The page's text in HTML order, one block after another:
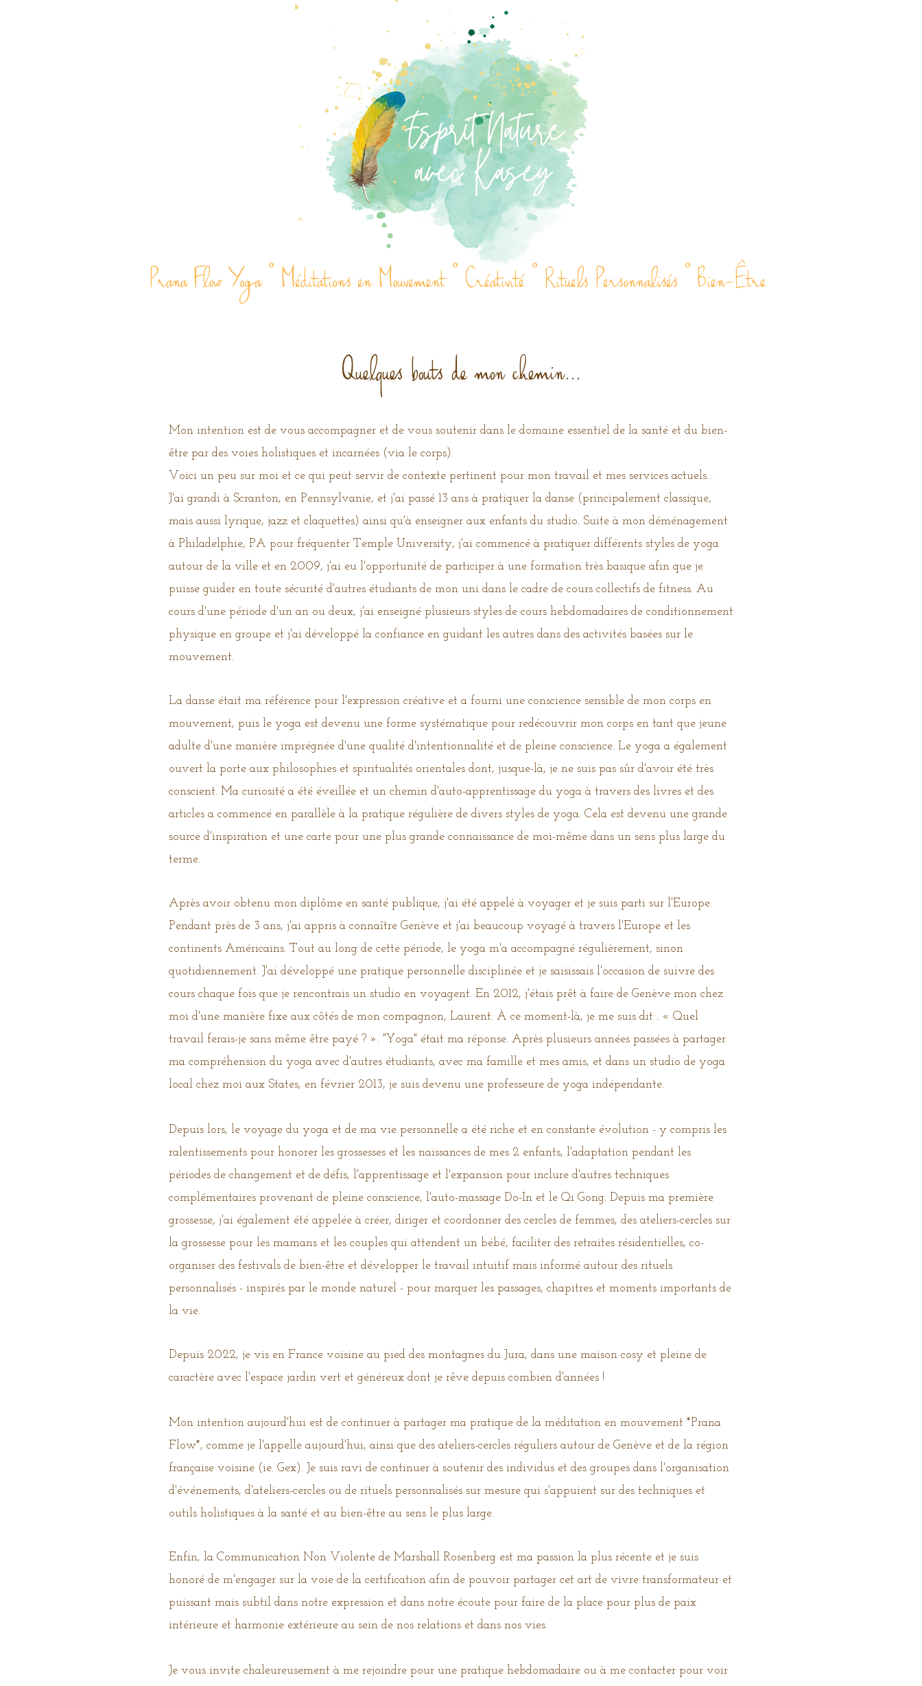
Prana Flow Yoga ° Méditations en Mouvement ° Créativité ° Rituels Personnalisés ° Bien-Être
Quelques bouts de mon chemin...
Mon intention est de vous accompagner et de vous soutenir dans le domaine essentiel de la santé et du bien-
être par des voies holistiques et incarnées (via le corps).
Voici un peu sur moi et ce qui peut servir de contexte pertinent pour mon travail et mes services actuels…
J'ai grandi à Scranton, en Pennsylvanie, et j'ai passé 13 ans à pratiquer la danse (principalement classique,
mais aussi lyrique, jazz et claquettes) ainsi qu'à enseigner aux enfants du studio. Suite à mon déménagement
à Philadelphie, PA pour fréquenter Temple University, j'ai commencé à pratiquer différents styles de yoga
autour de la ville et en 2009, j'ai eu l'opportunité de participer à une formation très basique afin que je
puisse guider en toute sécurité d'autres étudiants de mon uni dans le cadre de cours collectifs de fitness. Au
cours d'une période d'un an ou deux, j'ai enseigné plusieurs styles de cours hebdomadaires de conditionnement
physique en groupe et j'ai développé la confiance en guidant les autres dans des activités basées sur le
mouvement.
La danse était ma référence pour l'expression créative et a fourni une conscience sensible de mon corps en
mouvement, puis le yoga est devenu une forme systématique pour redécouvrir mon corps en tant que jeune
adulte d'une manière imprégnée d'une qualité d'intentionnalité et de pleine conscience. Le yoga a également
ouvert la porte aux philosophies et spiritualités orientales dont, jusque-là, je ne suis pas sûr d'avoir été très
conscient. Ma curiosité a été éveillée et un chemin d'auto-apprentissage du yoga à travers des livres et des
articles a commencé en parallèle à la pratique régulière de divers styles de yoga. Cela est devenu une grande
source d'inspiration et une carte pour une plus grande connaissance de moi-même dans un sens plus large du
terme.
Après avoir obtenu mon diplôme en santé publique, j'ai été appelé à voyager et je suis parti sur l'Europe.
Pendant près de 3 ans, j'ai appris à connaître Genève et j'ai beaucoup voyagé à travers l'Europe et les
continents Américains. Tout au long de cette période, le yoga m'a accompagné régulièrement, sinon
quotidiennement. J'ai développé une pratique personnelle disciplinée et je saisissais l'occasion de suivre des
cours chaque fois que je rencontrais un studio en voyagent. En 2012, j'étais prêt à faire de Genève mon chez
moi d'une manière fixe aux côtés de mon compagnon, Laurent. À ce moment-là, je me suis dit : « Quel
travail ferais-je sans même être payé ? ». "Yoga" était ma réponse. Après plusieurs années passées à partager
ma compréhension du yoga avec d'autres étudiants, avec ma famille et mes amis, et dans un studio de yoga
local chez moi aux States, en février 2013, je suis devenu une professeure de yoga indépendante.
Depuis lors, le voyage du yoga et de ma vie personnelle a été riche et en constante évolution - y compris les
ralentissements pour honorer les grossesses et les naissances de mes 2 enfants, l'adaptation pendant les
périodes de changement et de défis, l'apprentissage et l'expansion pour inclure d'autres techniques
complémentaires provenant de pleine conscience, l'auto-massage Do-In et le Qi Gong. Depuis ma première
grossesse, j'ai également été appelée à créer, diriger et coordonner des cercles de femmes, des ateliers-cercles sur
la grossesse pour les mamans et les couples qui attendent un bébé, faciliter des retraites résidentielles, co-
organiser des festivals de bien-être et développer le travail intuitif mais informé autour des rituels
personnalisés - inspirés par le monde naturel - pour marquer les passages, chapitres et moments importants de
la vie.
Depuis 2022, je vis en France voisine au pied des montagnes du Jura, dans une maison cosy et pleine de
caractère avec l'espace jardin vert et généreux dont je rêve depuis combien d'années !
Mon intention aujourd'hui est de continuer à partager ma pratique de la méditation en mouvement *Prana
Flow*, comme je l'appelle aujourd'hui, ainsi que des ateliers-cercles réguliers autour de Genève et de la région
française voisine (ie. Gex). Je suis ravi de continuer à soutenir des individus et des groupes dans l'organisation
d'événements, d'ateliers-cercles ou de rituels personnalisés sur mesure qui s'appuient sur des techniques et
outils holistiques à la santé et au bien-être au sens le plus large.
Enfin, la Communication Non Violente de Marshall Rosenberg est ma passion la plus récente et je suis
honoré de m'engager sur la voie de la certification afin de pouvoir partager cet art de vivre transformateur et
puissant mais subtil dans notre expression et dans notre écoute pour faire de la place pour plus de paix
intérieure et harmonie extérieure au sein de nos relations et dans nos vies.
Je vous invite chaleureusement à me rejoindre pour une pratique hebdomadaire ou à me contacter pour voir